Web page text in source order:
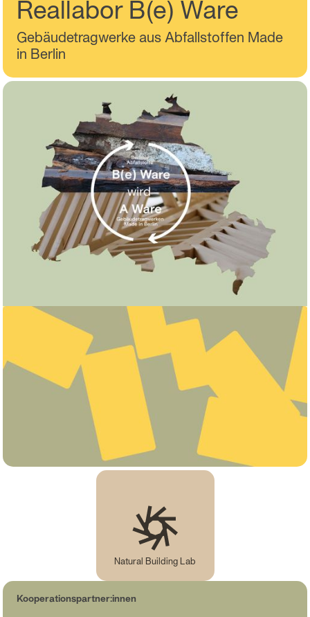
Reallabor B(e) Ware
Gebäudetragwerke aus Abfallstoffen Made
in Berlin
Natural Building Lab
Kooperationspartner:innen